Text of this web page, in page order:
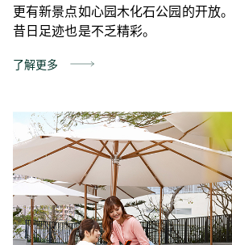
更有新景点如心园木化石公园的开放
昔日足迹也是不乏精彩。
了解更多